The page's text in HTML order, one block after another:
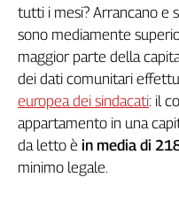
Inca
Caaf
Speciali
G8
di
Genova,
sangue
tutti i mesi? Arrancano e
sono mediamente
maggior parte della
dei dati comunitari
europea dei sindacati: il
appartamento in una
da letto è in media di
minimo legale.